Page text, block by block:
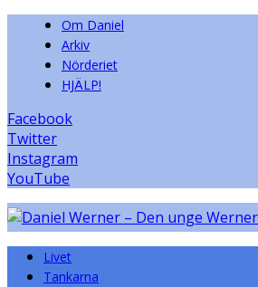
Om Daniel
Arkiv
Nörderiet
HJÄLP!
Facebook
Twitter
Instagram
YouTube
Livet
Tankarna